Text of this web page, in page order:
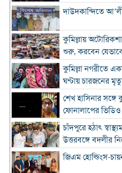
দাউদকান্দিতে
কুমিল্লায়
শুরু, করবেন
কুমিল্লা নগরীতে
ঘণ্টায় চারজনের
শেখ হাসিনার সঙ্গে
ফোনালাপের
চাঁদপুরে হঠাৎ
উত্তরবঙ্গে বদলীর
জিএম হোল্ডিংস-